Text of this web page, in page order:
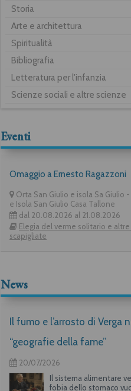
Storia
Arte e architettura
Spiritualità
Bibliografia
Letteratura per l'infanzia
Scienze sociali e altre scienze
Eventi
Omaggio a Ernesto Ragazzoni
Orta San Giulio e isola Sa Giulio
e Isola San Giulio Casa Tallone
dal 20.08.2026 al 21.08.2026
Elegia del verme solitario e
scapigliate
News
Il fumo e l’arrosto di Verga
“geografie della fame”
20/07/2026
Il sistema alimentare
fobia dello stomaco